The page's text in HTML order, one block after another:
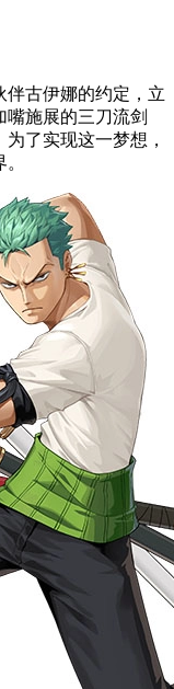
伴古伊娜的约定，立
施展的三刀流剑
了实现这一梦想，